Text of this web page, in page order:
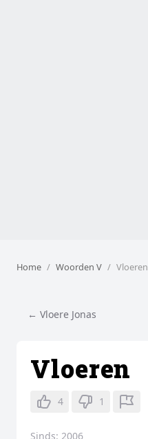
Home Woorden V Vloeren
← Vloere Jonas
Vloeren
4 1
Sinds: 2006